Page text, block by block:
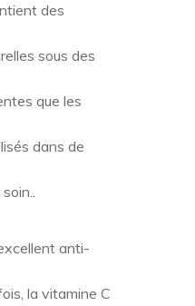
des
sous des
que les
dans de
anti-
la vitamine C